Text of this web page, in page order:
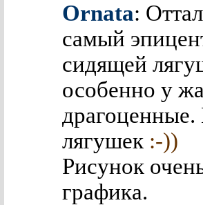
Ornata:
самый
сидящей
особенно у
лягушек :-))
Рисунок
графика.